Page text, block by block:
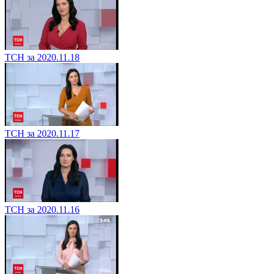
ТСН за 2020.11.18
ТСН за 2020.11.17
ТСН за 2020.11.16